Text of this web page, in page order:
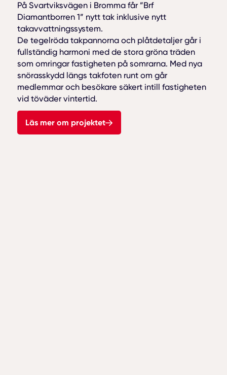
På Svartviksvägen i Bromma får ”Brf
Diamantborren 1” nytt tak inklusive nytt
takavvattningssystem.
De tegelröda takpannorna och plåtdetaljer går i
fullständig harmoni med de stora gröna träden
som omringar fastigheten på somrarna. Med nya
snörasskydd längs takfoten runt om går
medlemmar och besökare säkert intill fastigheten
vid töväder vintertid.
Läs mer om projektet